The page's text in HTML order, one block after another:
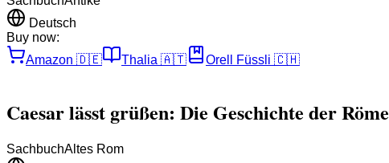
Deutsch
Buy now:
Amazon 🇩🇪 Thalia 🇦🇹 Orell Füssli 🇨🇭
Caesar lässt grüßen: Die Geschichte der
SachbuchAltes Rom